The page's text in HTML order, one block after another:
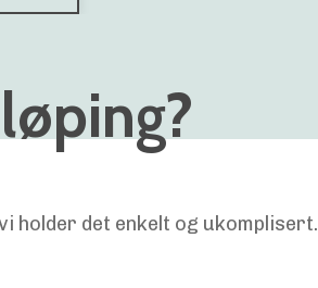
holder det enkelt og ukomplisert.